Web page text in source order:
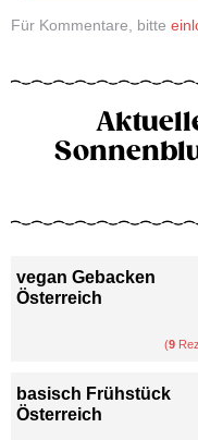
Für Kommentare, bitte
vegan Gebacken
Österreich
(9
basisch Frühstück
Österreich